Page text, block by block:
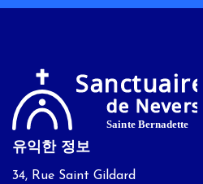
유익한 정보
34, Rue Saint Gildard